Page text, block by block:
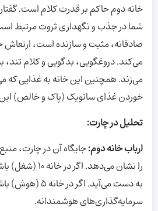
خانه دوم حاکم بر قدرت کلام است. گفتار
شما در جذب و نگهداری ثروت مرتبط
صادقانه، مثبت و سازنده است، ارتعاش
می‌کند. دروغگویی، بدگویی و کلام تند،
می‌زند. همچنین این خانه به غذایی
خوردن غذای ساتویک (پاک و خالص) این
تحلیل در چارت:
ارباب خانه دوم:جایگاه آن در چارت،
را نشان می‌دهد.
به دست می‌آید. اگر در
سرمایه‌گذاری‌های هوشمندانه.